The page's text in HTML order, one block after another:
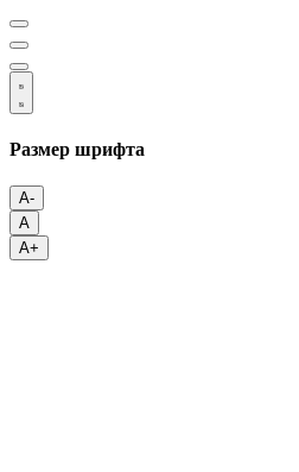
Размер шрифта
A-
A
A+